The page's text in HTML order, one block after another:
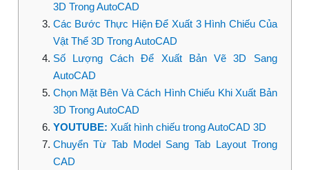
3D Trong AutoCAD
Các Bước Thực Hiện Để Xuất 3 Hình Chiếu Của
Vật Thể 3D Trong AutoCAD
Số Lượng Cách Để Xuất Bản Vẽ 3D Sang
AutoCAD
Chọn Mặt Bên Và Cách Hình Chiếu Khi Xuất Bản
3D Trong AutoCAD
YOUTUBE: Xuất hình chiếu trong AutoCAD 3D
Chuyển Từ Tab Model Sang Tab Layout Trong
CAD